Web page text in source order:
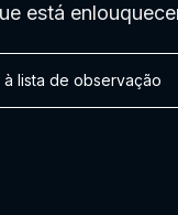
está
à lista de observação